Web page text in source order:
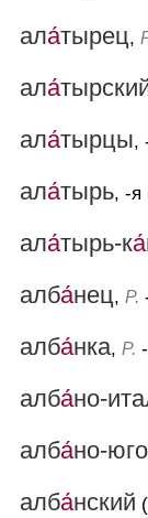
ала́тырец,
ала́
ала́тырцы,
ала́тырь, -я
ала́тырь-ка́
алба́нец, Р.
алба́нка, Р.
алба́но-
алба́но-
алба́нский (